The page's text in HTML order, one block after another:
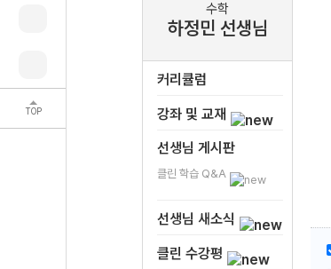
TOP
수학
하정민 선생님
커리큘럼
강좌 및 교재
선생님 게시판
클린 학습 Q&A
선생님 새소식
클린 수강평